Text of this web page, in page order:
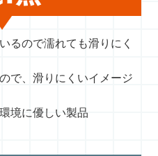
るので濡れても滑りにく
で、滑りにくいイメージ
境に優しい製品